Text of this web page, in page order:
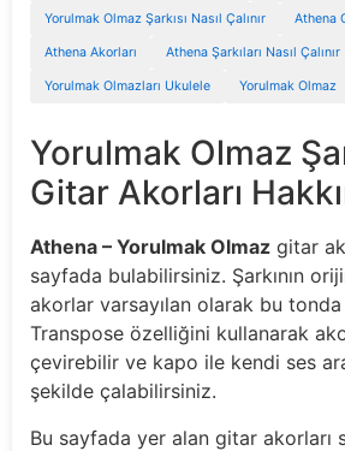
Yorulmak Olmaz Şarkısı Nasıl Çalınır Athena
Athena Akorları Athena Şarkıları Nasıl Çalınır
Yorulmak Olmazları Ukulele Yorulmak Olmaz
Yorulmak Olmaz
Gitar Akorları
Athena – Yorulmak Olmaz gitar
sayfada bulabilirsiniz. Şarkının
akorlar varsayılan olarak bu
Transpose özelliğini kullanarak
çevirebilir ve kapo ile kendi ses
şekilde çalabilirsiniz.
Bu sayfada yer alan gitar akorları